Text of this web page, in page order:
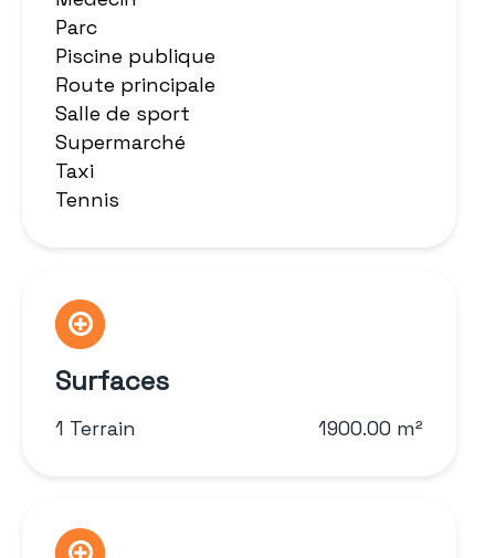
Parc
Piscine publique
Route principale
Salle de sport
Supermarché
Taxi
Tennis
Surfaces
1 Terrain 1900.00 m²